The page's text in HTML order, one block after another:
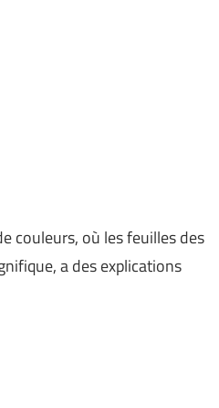
couleurs, où les feuilles des
a des explications